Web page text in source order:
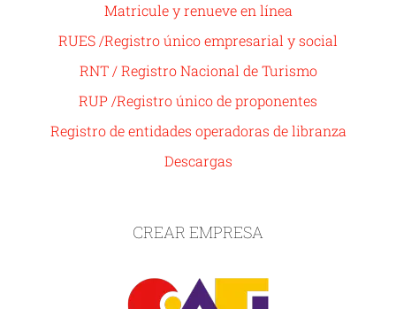
Matricule y renueve en línea
RUES /Registro único empresarial y social
RNT / Registro Nacional de Turismo
RUP /Registro único de proponentes
Registro de entidades operadoras de libranza
Descargas
CREAR EMPRESA